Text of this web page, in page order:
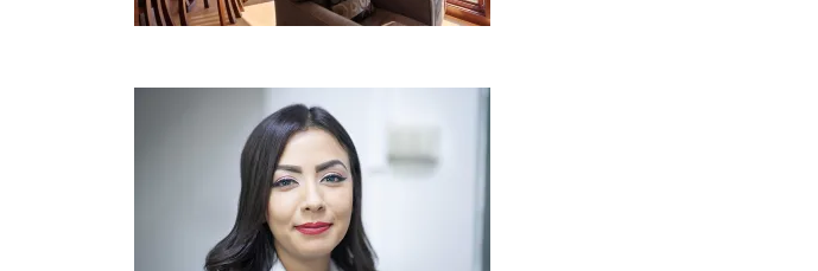
Kaip miegamojo
atmosfera veikia odos
senėjimą?
2026-06-01